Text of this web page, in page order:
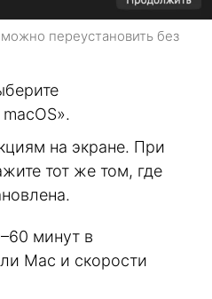
переустановить без
на экране. При
тот же том, где
минут в
Mac и скорости